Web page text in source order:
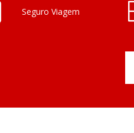
Seguro Viagem